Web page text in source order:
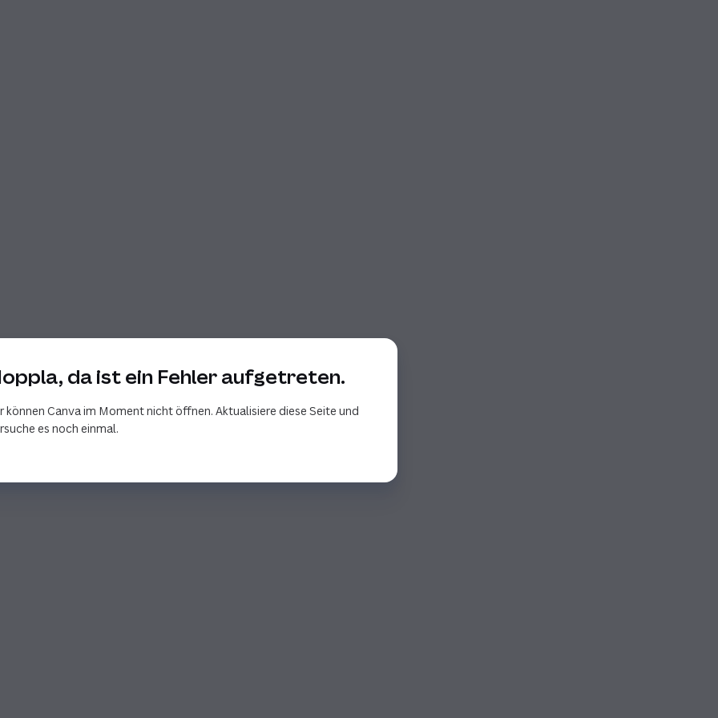
da ist ein Fehler aufgetreten.
können Canva im Moment nicht öffnen. Aktualisiere diese Seite und
es noch einmal.